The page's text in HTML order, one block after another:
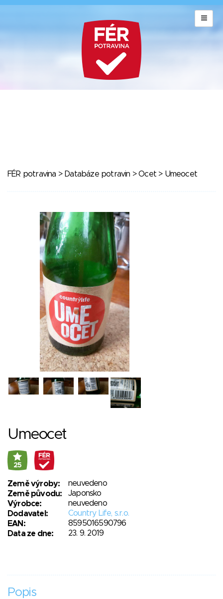
FÉR potravina > Databáze potravin >Ocet > Umeocet
Umeocet
25
Země výroby:
neuvedeno
Země původu:
Japonsko
Výrobce:
neuvedeno
Dodavatel:
Country Life, s.r.o.
EAN:
8595016590796
Data ze dne:
23. 9. 2019
Popis